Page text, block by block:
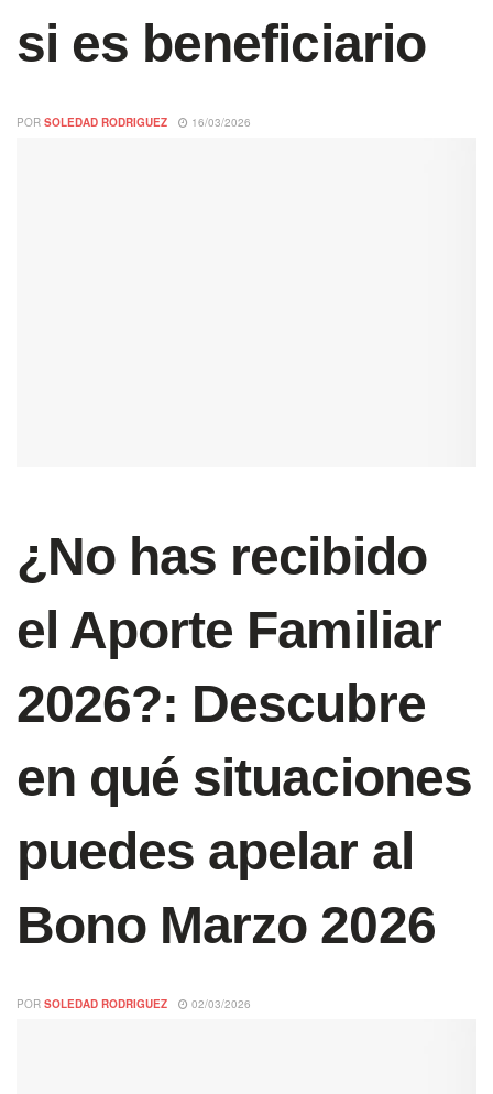
si es beneficiario
POR SOLEDAD RODRIGUEZ 16/03/2026
¿No has recibido
el Aporte Familiar
2026?: Descubre
en qué situaciones
puedes apelar al
Bono Marzo 2026
POR SOLEDAD RODRIGUEZ 02/03/2026